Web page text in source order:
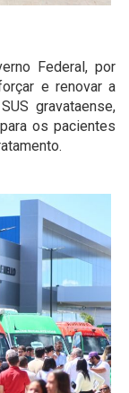
Federal, por
e renovar a
gravataense,
os pacientes